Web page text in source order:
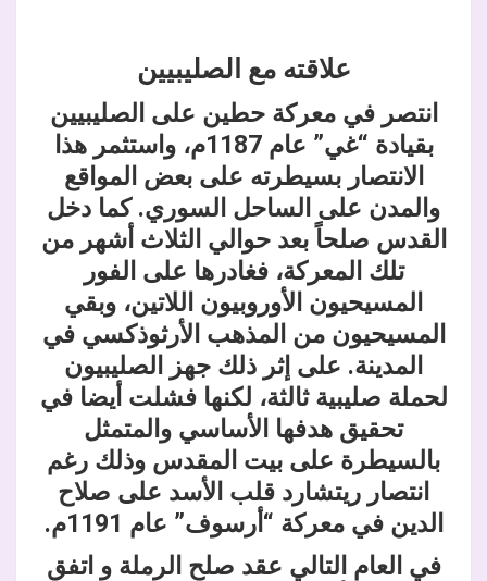
علاقته مع الصليبيين
انتصر في معركة حطين على الصليبيين
بقيادة “غي” عام 1187م، واستثمر هذا
الانتصار بسيطرته على بعض المواقع
والمدن على الساحل السوري. كما دخل
القدس صلحاً بعد حوالي الثلاث أشهر من
تلك المعركة، فغادرها على الفور
المسيحيون الأوروبيون اللاتين، وبقي
المسيحيون من المذهب الأرثوذكسي في
المدينة. على إثر ذلك جهز الصليبيون
لحملة صليبية ثالثة، لكنها فشلت أيضا في
تحقيق هدفها الأساسي والمتمثل
بالسيطرة على بيت المقدس وذلك رغم
انتصار ريتشارد قلب الأسد على صلاح
الدين في معركة “أرسوف” عام 1191م.
في العام التالي عقد صلح الرملة و اتفق